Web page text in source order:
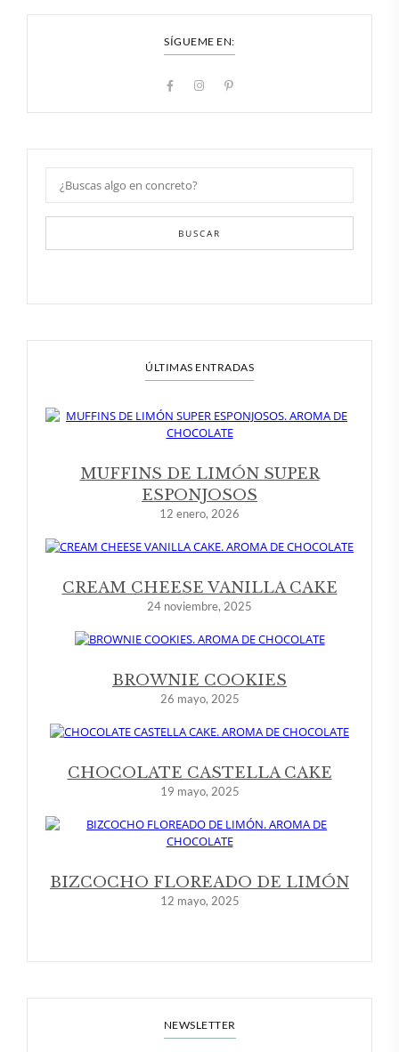
SÍGUEME EN:
BUSCAR
ÚLTIMAS ENTRADAS
MUFFINS DE LIMÓN SUPER
ESPONJOSOS
12 enero, 2026
CREAM CHEESE VANILLA CAKE
24 noviembre, 2025
BROWNIE COOKIES
26 mayo, 2025
CHOCOLATE CASTELLA CAKE
19 mayo, 2025
BIZCOCHO FLOREADO DE LIMÓN
12 mayo, 2025
NEWSLETTER